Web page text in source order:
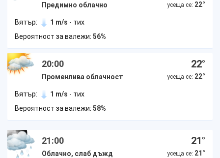
Предимно облачно усеща се: 22°
Вятър: 1 m/s - тих
Вероятност за валежи: 56%
20:00
Променлива облачност
22°
усеща се: 22°
Вятър: 1 m/s - тих
Вероятност за валежи: 58%
21:00
Облачно, слаб дъжд
21°
усеща се: 21 °